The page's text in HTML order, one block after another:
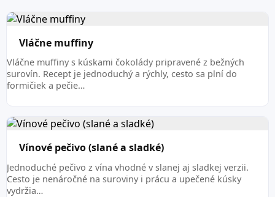
Vláčne muffiny
Vláčne muffiny s kúskami čokolády pripravené z bežných
surovín. Recept je jednoduchý a rýchly, cesto sa plní do
formičiek a pečie…
Vínové pečivo (slané a sladké)
Jednoduché pečivo z vína vhodné v slanej aj sladkej verzii.
Cesto je nenáročné na suroviny i prácu a upečené kúsky
vydržia…